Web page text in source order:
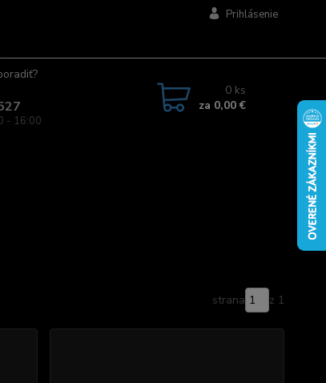
Prihlásenie
- 16:00
0 ks
za 0,00 €
strana z 1